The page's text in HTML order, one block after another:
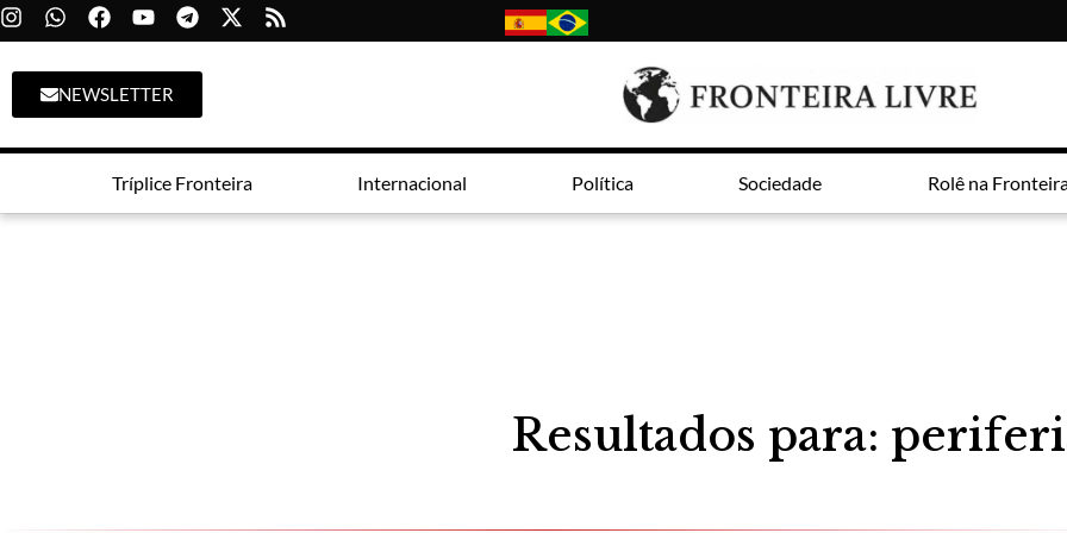
NEWSLETTER
Tríplice Fronteira Internacional Política Sociedade Rolê na
Resultados para: